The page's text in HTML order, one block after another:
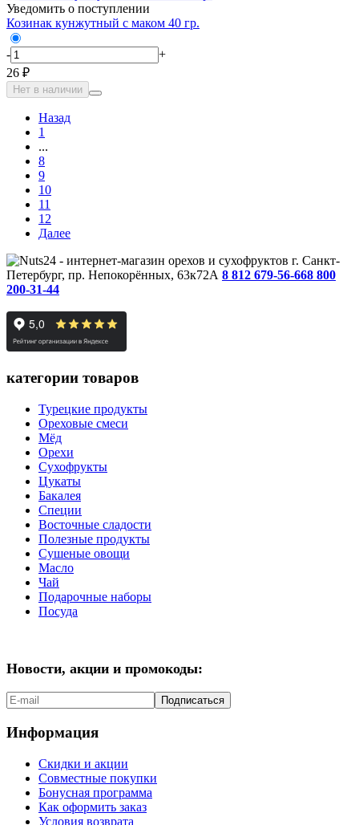
Уведомить о поступлении
Козинак кунжутный с маком 40 гр.
-
+
26 ₽
Нет в наличии
Назад
1
...
8
9
10
11
12
Далее
г. Санкт-
Петербург, пр. Непокорённых, 63к72А 8 812 679-56-668 800
200-31-44
категории товаров
Турецкие продукты
Ореховые смеси
Мёд
Орехи
Сухофрукты
Цукаты
Бакалея
Специи
Восточные сладости
Полезные продукты
Сушеные овощи
Масло
Чай
Подарочные наборы
Посуда
Новости, акции и промокоды:
Подписаться
Информация
Скидки и акции
Совместные покупки
Бонусная программа
Как оформить заказ
Условия возврата